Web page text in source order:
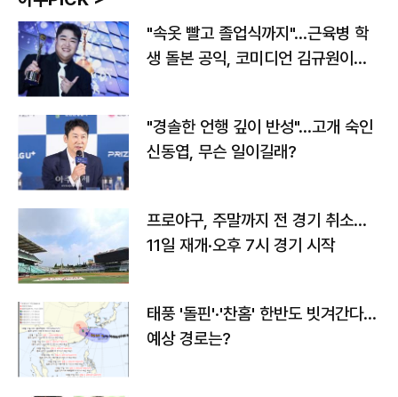
"속옷 빨고 졸업식까지"…근육병 학
생 돌본 공익, 코미디언 김규원이었
"경솔한 언행 깊이 반성"…고개 숙인
신동엽, 무슨 일이길래?
프로야구, 주말까지 전 경기 취소…
11일 재개·오후 7시 경기 시작
태풍 '돌핀'·'찬홈' 한반도 빗겨간다…
예상 경로는?